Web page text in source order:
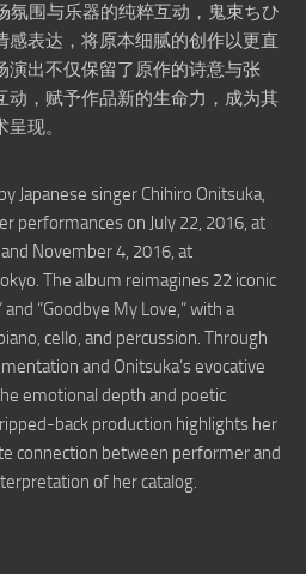
氛围与乐器的纯粹互动，鬼束ちひ
感表达，将原本细腻的创作以更直
演出不仅保留了原作的诗意与张
动，赋予作品新的生命力，成为其
现。
Japanese singer Chihiro Onitsuka,
performances on July 22, 2016, at
November 4, 2016, at
The album reimagines 22 iconic
“Goodbye My Love,” with a
cello, and percussion. Through
and Onitsuka’s evocative
emotional depth and poetic
back production highlights her
connection between performer and
of her catalog.